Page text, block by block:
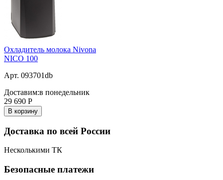
Охладитель молока Nivona
NICO 100
Арт. 093701db
Доставим:в понедельник
29 690 Р
В корзину
Доставка по всей России
Несколькими ТК
Безопасные платежи